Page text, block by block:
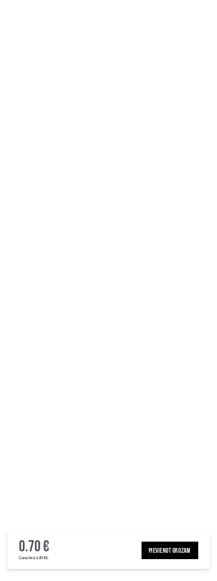
0.70 €
Cena litrā 1.40 €/L
PIEVIENOT GROZAM